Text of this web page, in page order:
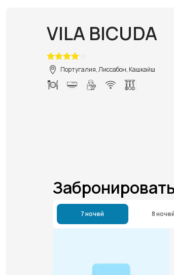
VILA BICUDA
Португалия, Лиссабон, Кашкайш
7 ночей 8 ночей